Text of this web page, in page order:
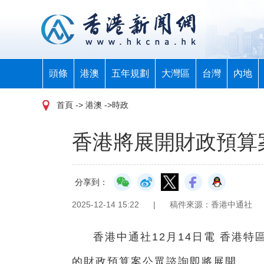
頭條 港澳 五年規劃 大灣區 台灣 內地
首頁 -> 港澳 ->時政
香港將展開財政預
分享到：
2025-12-14 15:22 | 稿件來源：香港中通社
香港中通社12月14日電 香港特
的財政預算案公眾諮詢即將展開。